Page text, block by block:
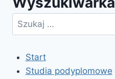
Szukaj:
Start
Studia podyplomowe